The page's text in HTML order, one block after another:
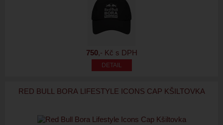
750,- Kč s DPH
RED BULL BORA LIFESTYLE ICONS CAP KŠILTOVKA